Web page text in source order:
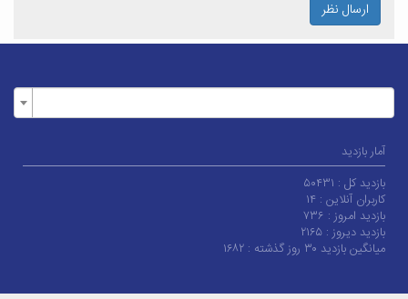
ارسال نظر
آمار بازدید
بازدید کل : ۵۰۴۳۱
کاربران آنلاین : ۱۴
بازدید امروز : ۷۳۶
بازدید دیروز : ۲۱۶۵
میانگین بازدید ۳۰ روز گذشته :
۱۶۸۲